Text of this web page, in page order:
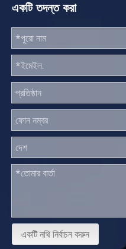
একটি তদন্ত করা
একটি নথি নির্বাচন করুন